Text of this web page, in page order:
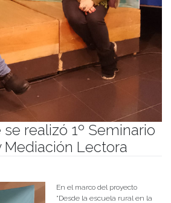
realizó 1º Seminario
Lectora
En el marco del proyecto
“Desde la escuela rural en la